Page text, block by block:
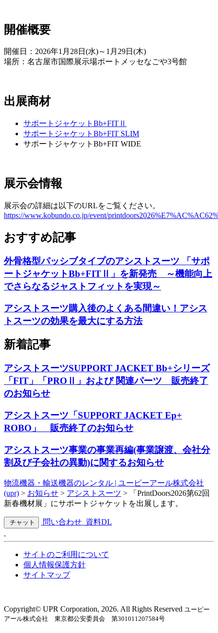
開催概要
開催日：2026年1月28日(水)～1月29日(木)
場所：名古屋市国際展示場ポートメッセなごや3号館
出展商材
サポートジャケットBb+FITⅡ
サポートジャケットBb+FIT SLIM
サポートジャケットBb+FIT WIDE
展示会情報
展示会の詳細は以下のURLをご覧ください。
https://www.kobundo.co.jp/event/
おすすめ記事
外骨格型パッシブタイプのアシストスーツ 「サポ
ートジャケットBb+FITⅡ」を新発売 ～機能向上
でさらなるジャストフィットを実現～
アシストスーツ購入後のよくある間違い！アシス
トスーツの効果を最大にする方法
新着記事
アシストスーツSUPPORT JACKET Bb+シリーズ
「FIT」「PROⅡ」および 関連パーツ 販売終了
のお知らせ
アシストスーツ「SUPPORT JACKET Ep+
ROBO」 販売終了のお知らせ
アシストスーツ事業の事業再編(事業譲渡、会社分
割及び子会社の異動)に関するお知らせ
物流機器・輸送機器のレンタル | ユーピーアール株式会社
(upr) > お知らせ > アシストスーツ >
「PrintDoors2026第62回
新春機材展」にサポートジャケットを出展します。
チャット 問い合わせ 資料DL
サイトのご利用について
個人情報保護方針
サイトマップ
Copyright©︎ UPR Corporation, 2026. All Rights Reserved ユーピー
アール株式会社 東京都公安委員会 第301011207584号